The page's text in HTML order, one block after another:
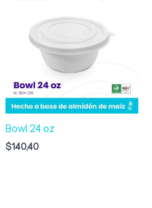
Bowl 24 oz
$140,40